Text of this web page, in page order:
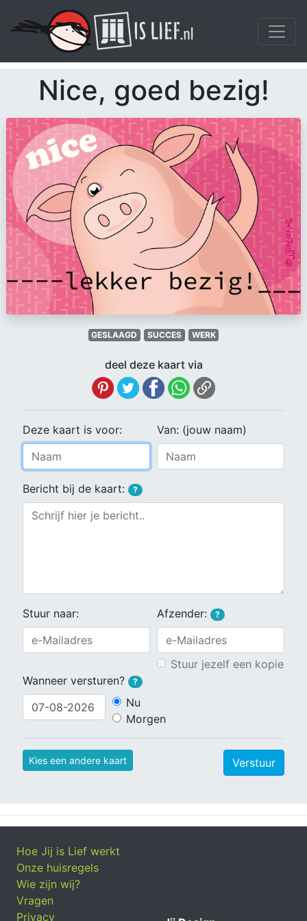
Nice, goed bezig!
GESLAAGD SUCCES WERK
deel deze kaart via
Deze kaart is voor: Van: (jouw naam)
Bericht bij de kaart: ?
Stuur naar: Afzender: ?
Stuur jezelf een kopie
Wanneer versturen?
?
Nu
Morgen
Kies een andere kaart Verstuur
Hoe Jij is Lief werkt
Onze huisregels
Wie zijn wij?
Vragen
Privacy